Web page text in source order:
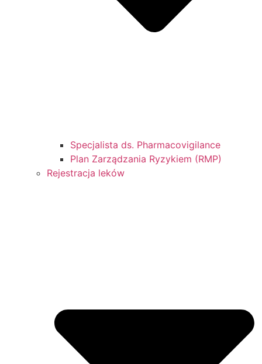
Specjalista ds. Pharmacovigilance
Plan Zarządzania Ryzykiem (RMP)
Rejestracja leków